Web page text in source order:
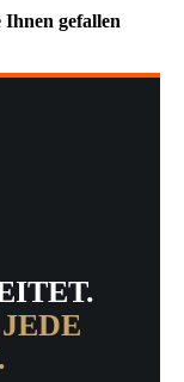
gefallen